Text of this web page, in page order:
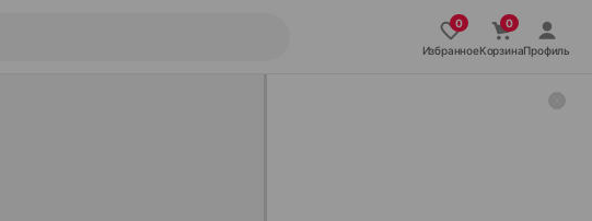
ИзбранноеКорзинаПрофиль